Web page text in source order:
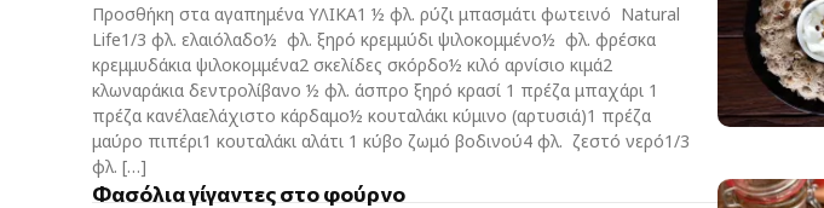
Προσθήκη στα αγαπημένα YΛΙΚΑ1 ½ φλ. ρύζι μπασμάτι φωτεινό Νatural
Life1/3 φλ. ελαιόλαδο½ φλ. ξηρό κρεμμύδι ψιλοκομμένο½ φλ. φρέσκα
κρεμμυδάκια ψιλοκομμένα2 σκελίδες σκόρδο½ κιλό αρνίσιο κιμά2
κλωναράκια δεντρολίβανο ½ φλ. άσπρο ξηρό κρασί 1 πρέζα μπαχάρι 1
πρέζα κανέλαελάχιστο κάρδαμο½ κουταλάκι κύμινο (αρτυσιά)1 πρέζα
μαύρο πιπέρι1 κουταλάκι αλάτι 1 κύβο ζωμό βοδινού4 φλ. ζεστό νερό1/3
φλ. […]
Φασόλια γίγαντες στο φούρνο